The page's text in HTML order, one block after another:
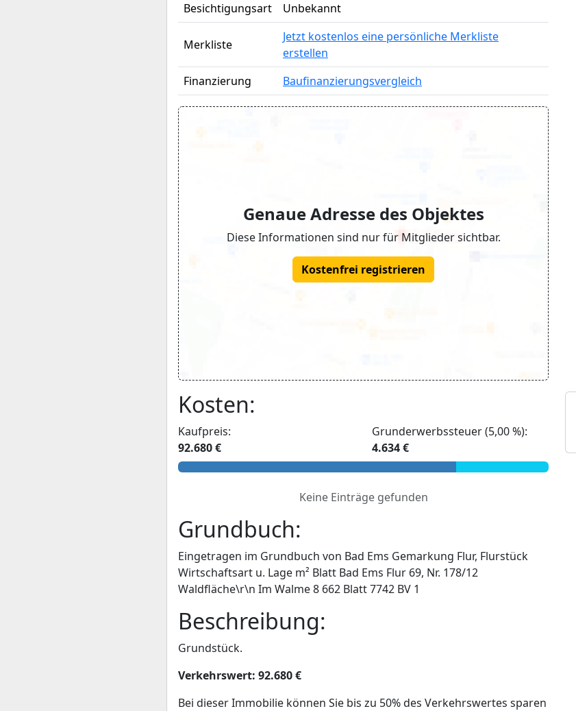
Besichtigungsart
Unbekannt
Merkliste
Jetzt kostenlos eine persönliche Merkliste
erstellen
Finanzierung
Baufinanzierungsvergleich
Genaue Adresse des Objektes
Diese Informationen sind nur für Mitglieder sichtbar.
Kostenfrei registrieren
Kosten:
Kaufpreis:
92.680 €
Grunderwerbssteuer (5,00 %):
4.634 €
Keine Einträge gefunden
Grundbuch:
Eingetragen im Grundbuch von Bad Ems Gemarkung Flur, Flurstück
Wirtschaftsart u. Lage m² Blatt Bad Ems Flur 69, Nr. 178/12
Waldfläche\r\n Im Walme 8 662 Blatt 7742 BV 1
Beschreibung:
Grundstück.
Verkehrswert: 92.680 €
Bei dieser Immobilie können Sie bis zu 50% des Verkehrswertes sparen